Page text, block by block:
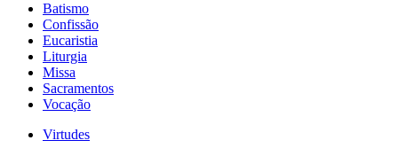
Batismo
Confissão
Eucaristia
Liturgia
Missa
Sacramentos
Vocação
Virtudes